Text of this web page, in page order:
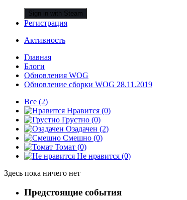
Sign in with Steam
Регистрация
Активность
Главная
Блоги
Обновления WOG
Обновление сборки WOG 28.11.2019
Все (2)
Нравится (0)
Грустно (0)
Озадачен (2)
Смешно (0)
Томат (0)
Не нравится (0)
Здесь пока ничего нет
Предстоящие события